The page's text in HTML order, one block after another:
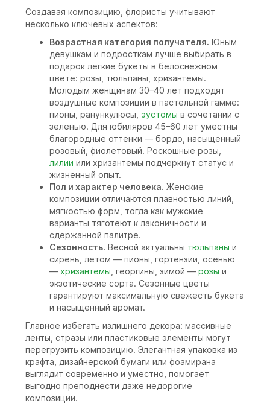
Создавая композицию, флористы учитывают
несколько ключевых аспектов:
Возрастная категория получателя. Юным
девушкам и подросткам лучше выбирать в
подарок легкие букеты в белоснежном
цвете: розы, тюльпаны, хризантемы.
Молодым женщинам 30–40 лет подходят
воздушные композиции в пастельной гамме:
пионы, ранункулюсы, эустомы в сочетании с
зеленью. Для юбиляров 45–60 лет уместны
благородные оттенки — бордо, насыщенный
розовый, фиолетовый. Роскошные розы,
лилии или хризантемы подчеркнут статус и
жизненный опыт.
Пол и характер человека. Женские
композиции отличаются плавностью линий,
мягкостью форм, тогда как мужские
варианты тяготеют к лаконичности и
сдержанной палитре.
Сезонность. Весной актуальны тюльпаны и
сирень, летом — пионы, гортензии, осенью
— хризантемы, георгины, зимой — розы и
экзотические сорта. Сезонные цветы
гарантируют максимальную свежесть букета
и насыщенный аромат.
Главное избегать излишнего декора: массивные
ленты, стразы или пластиковые элементы могут
перегрузить композицию. Элегантная упаковка из
крафта, дизайнерской бумаги или фоамирана
выглядит современно и уместно, помогает
выгодно преподнести даже недорогие
композиции.